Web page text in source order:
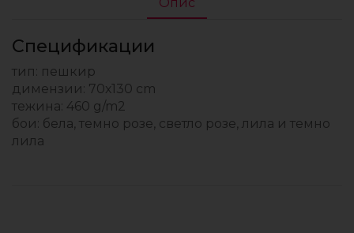
Спецификации
тип: пешкир
димензии: 70х130 cm
тежина: 460 g/m2
бои: бела, темно розе, светло розе, лила и темно
лила